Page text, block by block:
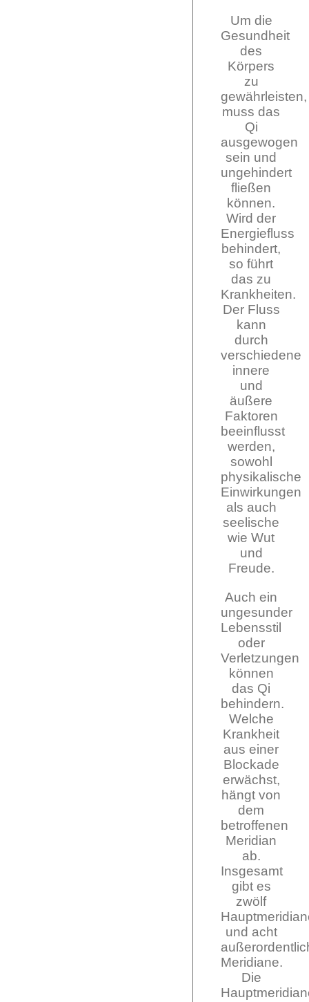
Um die
Gesundheit
des
Körpers
zu
gewährleisten,
muss das
Qi
ausgewogen
sein und
ungehindert
fließen
können.
Wird der
Energiefluss
behindert,
so führt
das zu
Krankheiten.
Der Fluss
kann
durch
verschiedene
innere
und
äußere
Faktoren
beeinflusst
werden,
sowohl
physikalische
Einwirkungen
als auch
seelische
wie Wut
und
Freude.
Auch ein
ungesunder
Lebensstil
oder
Verletzungen
können
das Qi
behindern.
Welche
Krankheit
aus einer
Blockade
erwächst,
hängt von
dem
betroffenen
Meridian
ab.
Insgesamt
gibt es
zwölf
und acht
Meridiane.
Die